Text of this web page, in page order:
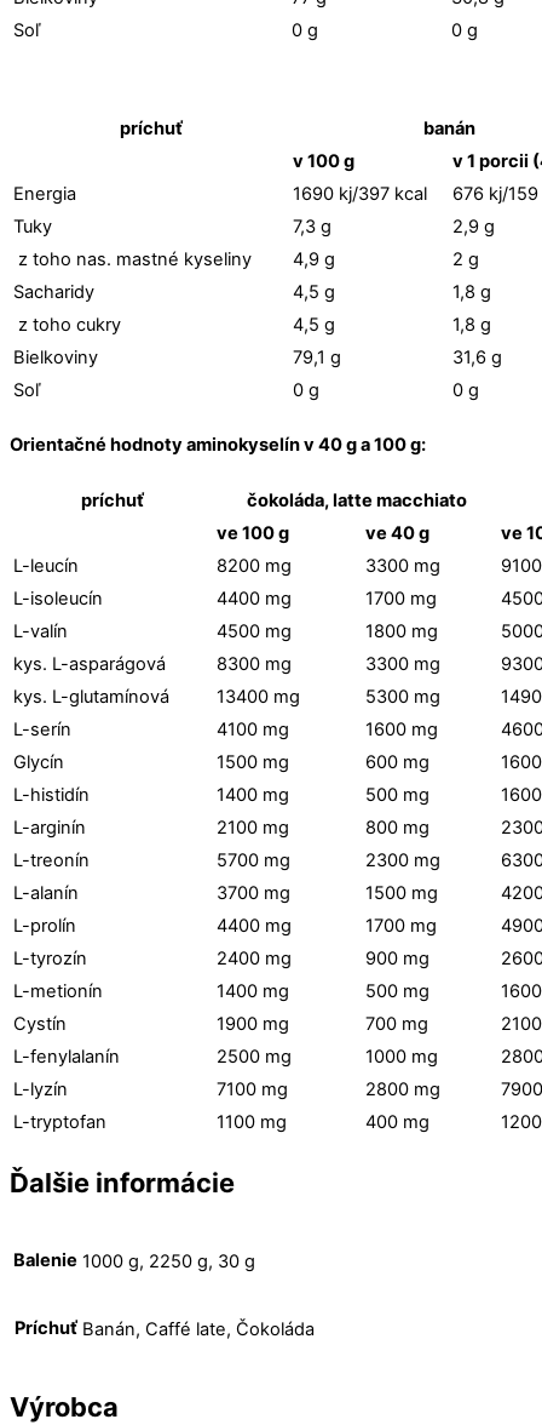
Soľ
0 g 0 g
príchuť
banán
v 100 g
v 1 porcii
Energia
1690 kj/397 kcal
676 kj/
Tuky
7,3 g
2,9 g
z toho nas. mastné kyseliny
4,9 g
2 g
Sacharidy
4,5 g
1,8 g
z toho cukry
4,5 g
1,8 g
Bielkoviny
79,1 g
31,6 g
Soľ
0 g 0 g
Orientačné hodnoty aminokyselín v 40 g a 100 g:
príchuť
čokoláda, latte macchiato
ve 100 g
ve 40 g
ve
L-leucín
8200 mg 3300 mg
L-isoleucín
4400 mg 1700 mg
L-valín
4500 mg 1800 mg
kys. L-asparágová
8300 mg 3300 mg
kys. L-glutamínová
13400 mg 5300 mg
L-serín
4100 mg 1600 mg
Glycín
1500 mg 600 mg
L-histidín
1400 mg 500 mg
L-arginín
2100 mg 800 mg
L-treonín
5700 mg 2300 mg
L-alanín
3700 mg 1500 mg
L-prolín
4400 mg 1700 mg
L-tyrozín
2400 mg 900 mg
L-metionín
1400 mg 500 mg
Cystín
1900 mg 700 mg
L-fenylalanín
2500 mg 1000 mg
L-lyzín
7100 mg 2800 mg
L-tryptofan
1100 mg 400 mg
Ďalšie informácie
Balenie 1000 g, 2250 g, 30 g
Príchuť Banán, Caffé late, Čokoláda
Výrobca